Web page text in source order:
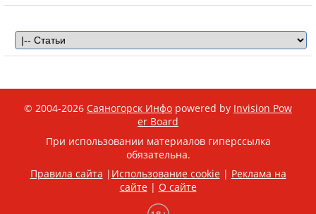
© 2004-2026 Саяногорск Инфо powered by Invision Pow
er Board
При использовании материалов гиперссылка
обязательна.
Правила сайта | Использование cookie| Реклама на
сайте| О сайте